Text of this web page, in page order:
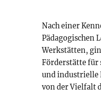
Nach einer
Pädagogischen
Werkstätten,
Förderstätte für
und industrielle
von der Vielfalt